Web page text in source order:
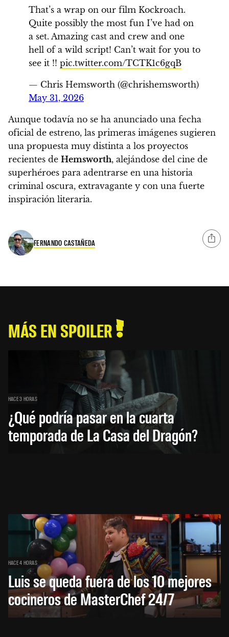
That’s a wrap on our film Kockroach.
Quite possibly the most fun I’ve had on
a set. Amazing cast and crew and one
hell of a wild script! Can’t wait for you to
see it !! pic.twitter.com/TCTK1c6gqB
— Chris Hemsworth (@chrishemsworth)
May 31, 2026
Aunque todavía no se ha anunciado una fecha
oficial de estreno, las primeras imágenes sugieren
una propuesta muy distinta a los proyectos
recientes de Hemsworth, alejándose del cine de
superhéroes para adentrarse en una historia
criminal oscura, extravagante y con una fuerte
inspiración literaria.
FERNANDO CASTAÑEDA
MÁS EN SPOILER
HACE 3 HORAS
¿Qué podría pasar en la cuarta
temporada de La Casa del Dragón?
HACE 4 HORAS
Luis se queda fuera de los 10 mejores
cocineros de MasterChef 24/7